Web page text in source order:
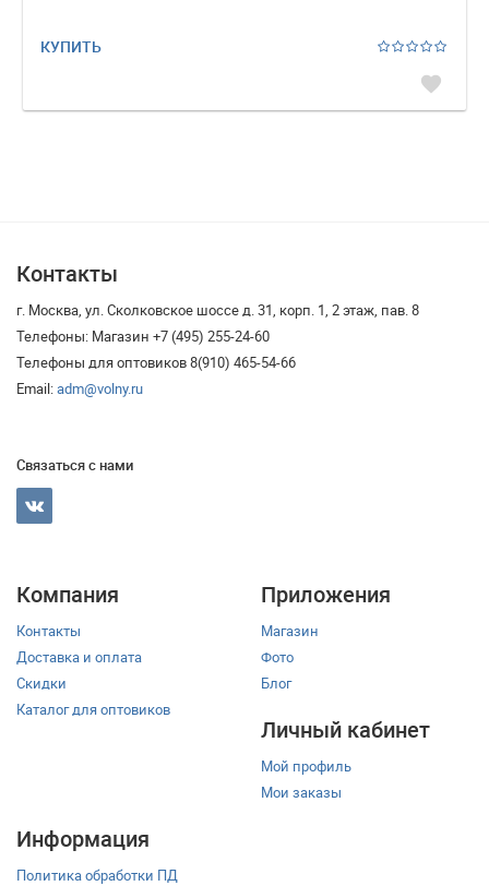
КУПИТЬ
favorite
Контакты
г. Москва, ул. Сколковское шоссе д. 31, корп. 1, 2 этаж, пав. 8
Телефоны: Магазин +7 (495) 255-24-60
Телефоны для оптовиков 8(910) 465-54-66
Email:adm@volny.ru
Связаться с нами
Компания
Контакты
Доставка и оплата
Скидки
Каталог для оптовиков
Приложения
Магазин
Фото
Блог
Личный кабинет
Мой профиль
Мои заказы
Информация
Политика обработки ПД